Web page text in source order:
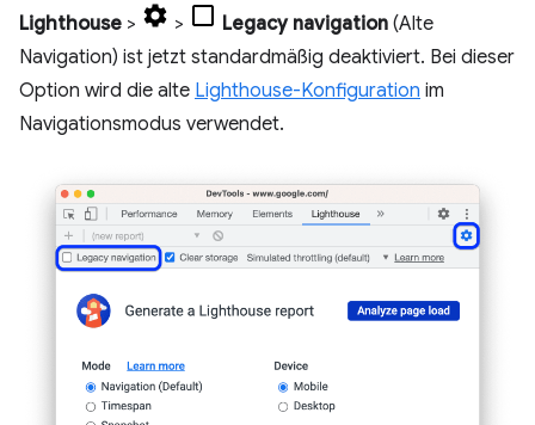
Lighthouse > > Legacy navigation (Alte
Navigation) ist jetzt standardmäßig deaktiviert. Bei dieser
Option wird die alte Lighthouse-Konfiguration im
Navigationsmodus verwendet.